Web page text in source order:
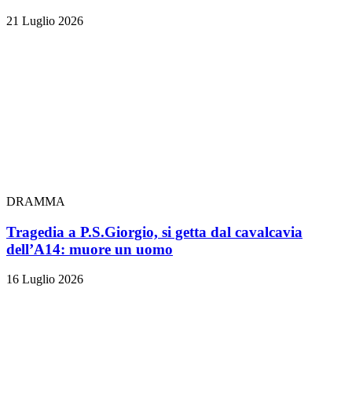
21 Luglio 2026
DRAMMA
Tragedia a P.S.Giorgio, si getta dal cavalcavia
dell’A14: muore un uomo
16 Luglio 2026